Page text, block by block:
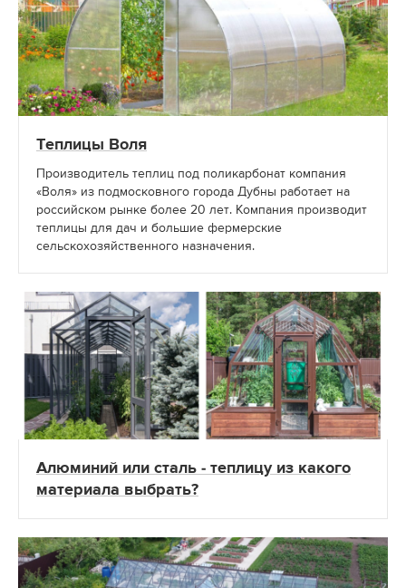
Теплицы Воля
Производитель теплиц под поликарбонат компания
«Воля» из подмосковного города Дубны работает на
российском рынке более 20 лет. Компания производит
теплицы для дач и большие фермерские
сельскохозяйственного назначения.
Алюминий или сталь - теплицу из какого
материала выбрать?